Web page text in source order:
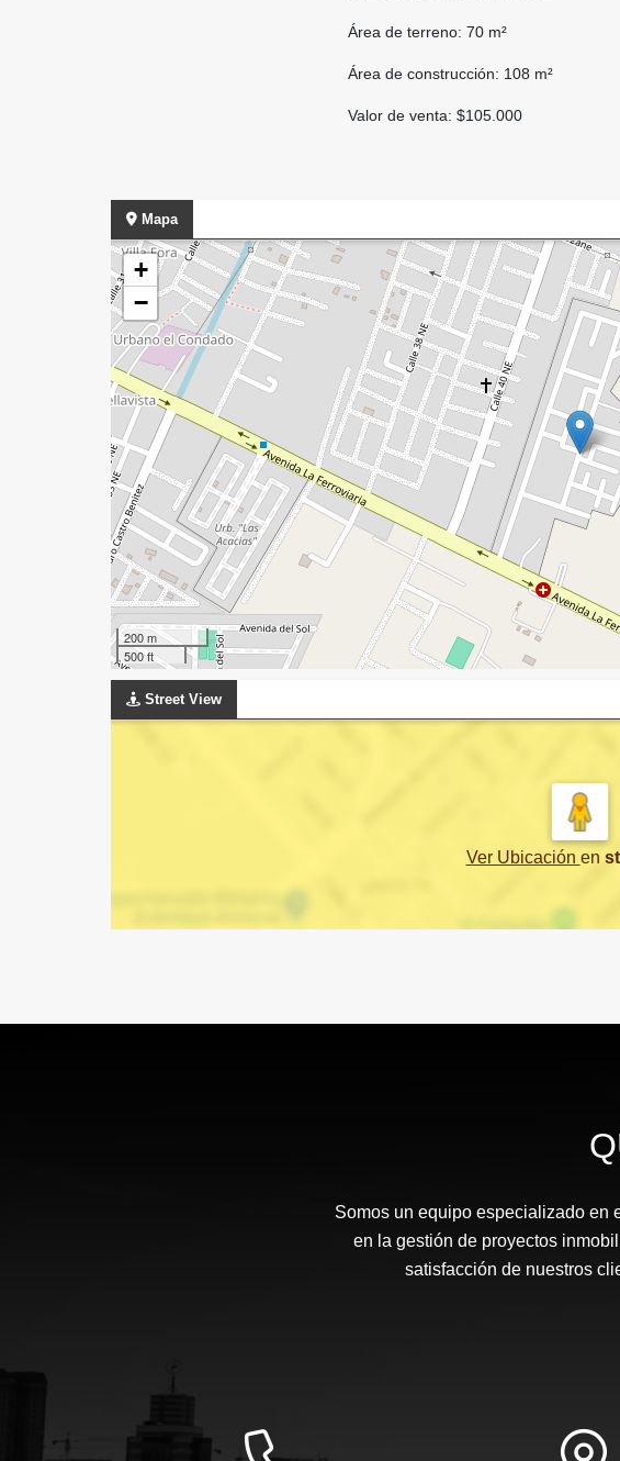
Área de terreno: 70 m²
Área de construcción: 108 m²
Valor de venta: $105.000
Mapa
+
−
200 m
500 ft
Street View
Ver Ubicación en
Somos un equipo especializado en
en la gestión de proyectos
satisfacción de nuestros